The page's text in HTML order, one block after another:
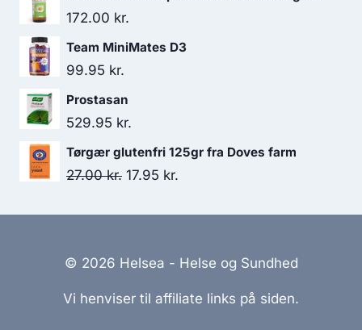
172.00 kr.
Team MiniMates D3
99.95 kr.
Prostasan
529.95 kr.
Tørgær glutenfri 125gr fra Doves farm
27.00kr. Den
27.00 kr..
17.95 kr.
17.95 kr..
© 2026 Helsea - Helse og Sundhed
Vi henviser til affiliate links på siden.